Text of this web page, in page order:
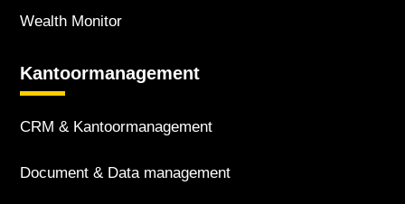
Wealth Monitor
Kantoor­management
CRM & Kantoor­management
Document & Data management